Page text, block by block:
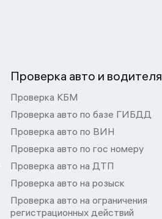
Проверка авто и водителя
Проверка КБМ
Проверка авто по базе ГИБДД
Проверка авто по ВИН
Проверка авто по гос номеру
Проверка авто на ДТП
Проверка авто на розыск
Проверка авто на ограничения
регистрационных действий